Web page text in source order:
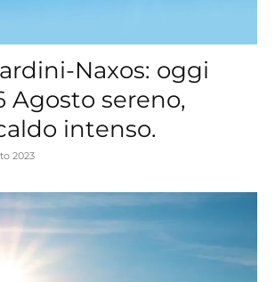
Naxos: oggi
Agosto sereno,
intenso.
2023